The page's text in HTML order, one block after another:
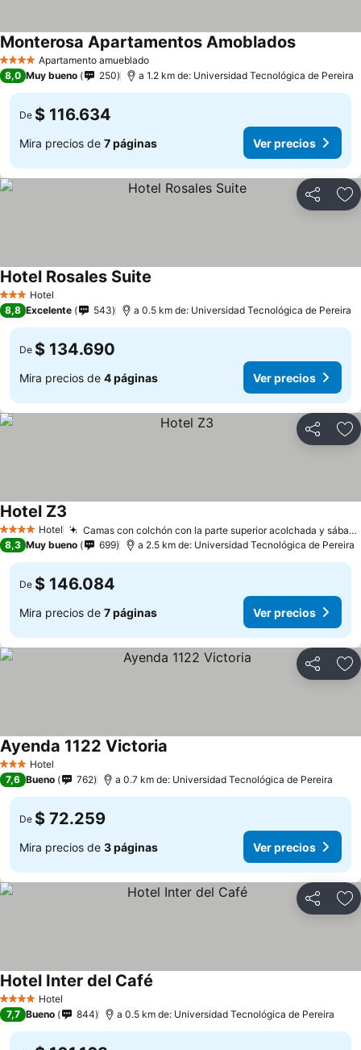
4 EstrellasApartamento amueblado
Monterosa Apartamentos Amoblados
8,0 Muy bueno 250 a 1.2 km de: Universidad Tecnológica de Pereira
De $ 116.634
Mira precios de 7 páginas Ver precios
Compartir
3 Estrellas
Hotel
Hotel Rosales Suite
8,8 Excelente 543 a 0.5 km de: Universidad Tecnológica de Pereira
De $ 134.690
Mira precios de 4 páginas Ver precios
Compartir
4 EstrellasHotel Camas con colchón con la parte superior acolchada y sábanas de algodón egipcio
Hotel Z3
8,3 Muy bueno 699 a 2.5 km de: Universidad Tecnológica de Pereira
De $ 146.084
Mira precios de 7 páginas Ver precios
Compartir
3 Estrellas
Hotel
Ayenda 1122 Victoria
7,6 Bueno 762 a 0.7 km de: Universidad Tecnológica de Pereira
De $ 72.259
Mira precios de 3 páginas Ver precios
Compartir
4 EstrellasHotel
Hotel Inter del Café
7,7 Bueno 844 a 0.5 km de: Universidad Tecnológica de Pereira